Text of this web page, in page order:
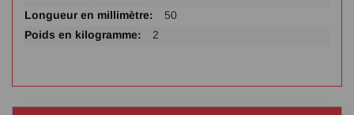
d'infos
50
2